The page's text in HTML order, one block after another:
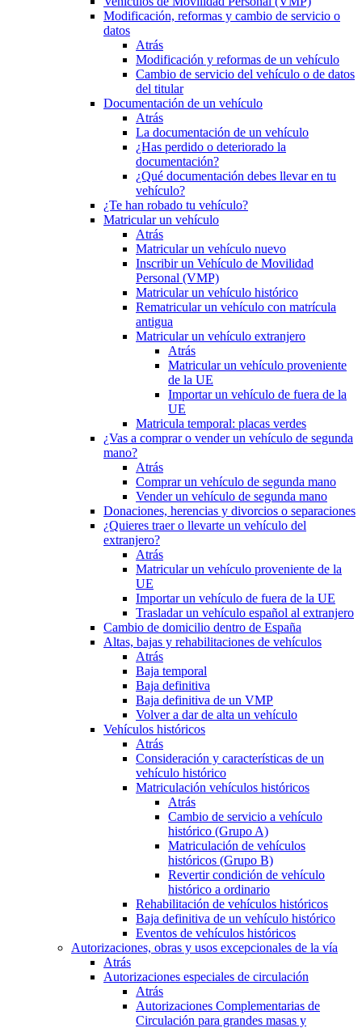
Modificación, reformas y cambio de servicio o
datos
Atrás
Modificación y reformas de un vehículo
Cambio de servicio del vehículo o de datos
del titular
Documentación de un vehículo
Atrás
La documentación de un vehículo
¿Has perdido o deteriorado la
documentación?
¿Qué documentación debes llevar en tu
vehículo?
¿Te han robado tu vehículo?
Matricular un vehículo
Atrás
Matricular un vehículo nuevo
Inscribir un Vehículo de Movilidad
Personal (VMP)
Matricular un vehículo histórico
Rematricular un vehículo con matrícula
antigua
Matricular un vehículo extranjero
Atrás
Matricular un vehículo proveniente
de la UE
Importar un vehículo de fuera de la
UE
Matricula temporal: placas verdes
¿Vas a comprar o vender un vehículo de segunda
mano?
Atrás
Comprar un vehículo de segunda mano
Vender un vehículo de segunda mano
Donaciones, herencias y divorcios o separaciones
¿Quieres traer o llevarte un vehículo del
extranjero?
Atrás
Matricular un vehículo proveniente de la
UE
Importar un vehículo de fuera de la UE
Trasladar un vehículo español al extranjero
Cambio de domicilio dentro de España
Altas, bajas y rehabilitaciones de vehículos
Atrás
Baja temporal
Baja definitiva
Baja definitiva de un VMP
Volver a dar de alta un vehículo
Vehículos históricos
Atrás
Consideración y características de un
vehículo histórico
Matriculación vehículos históricos
Atrás
Cambio de servicio a vehículo
histórico (Grupo A)
Matriculación de vehículos
históricos (Grupo B)
Revertir condición de vehículo
histórico a ordinario
Rehabilitación de vehículos históricos
Baja definitiva de un vehículo histórico
Eventos de vehículos históricos
Autorizaciones, obras y usos excepcionales de la vía
Atrás
Autorizaciones especiales de circulación
Atrás
Autorizaciones Complementarias de
Circulación para grandes masas y